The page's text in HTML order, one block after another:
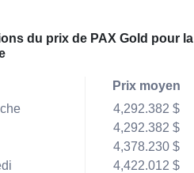
du prix de PAX Gold pour la
Prix moyen
4,292.382 $
4,292.382 $
4,378.230 $
4,422.012 $